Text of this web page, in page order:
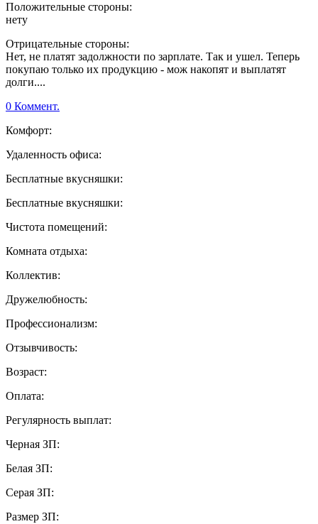
Положительные стороны:
нету
Отрицательные стороны:
Нет, не платят задолжности по зарплате. Так и ушел. Теперь
покупаю только их продукцию - мож накопят и выплатят
долги....
0 Коммент.
Комфорт:
Удаленность офиса:
Бесплатные вкусняшки:
Бесплатные вкусняшки:
Чистота помещений:
Комната отдыха:
Коллектив:
Дружелюбность:
Профессионализм:
Отзывчивость:
Возраст:
Оплата:
Регулярность выплат:
Черная ЗП:
Белая ЗП:
Серая ЗП:
Размер ЗП: